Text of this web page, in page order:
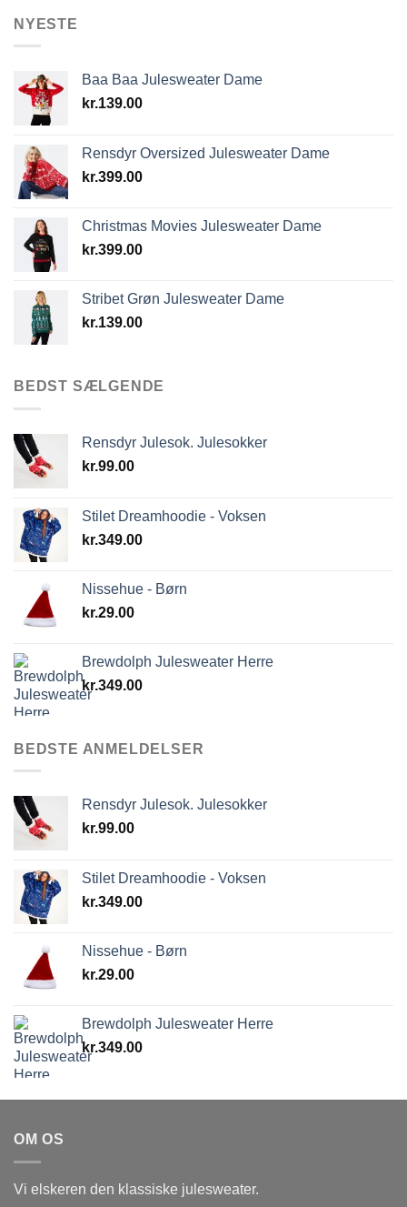
NYESTE
Baa Baa Julesweater Dame
kr.139.00
Rensdyr Oversized Julesweater Dame
kr.399.00
Christmas Movies Julesweater Dame
kr.399.00
Stribet Grøn Julesweater Dame
kr.139.00
BEDST SÆLGENDE
Rensdyr Julesok. Julesokker
kr.99.00
Stilet Dreamhoodie - Voksen
kr.349.00
Nissehue - Børn
kr.29.00
Brewdolph Julesweater Herre
kr.349.00
BEDSTE ANMELDELSER
Rensdyr Julesok. Julesokker
kr.99.00
Stilet Dreamhoodie - Voksen
kr.349.00
Nissehue - Børn
kr.29.00
Brewdolph Julesweater Herre
kr.349.00
OM OS
Vi elskeren den klassiske julesweater.